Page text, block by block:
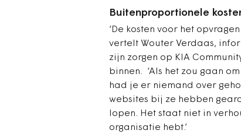
Buitenproportionele
‘De kosten voor het
vertelt Wouter Verdaas,
zijn zorgen op KIA
binnen. ‘Als het zou gaan
had je er niemand over
websites bij ze hebben
lopen. Het staat niet in
organisatie hebt.’